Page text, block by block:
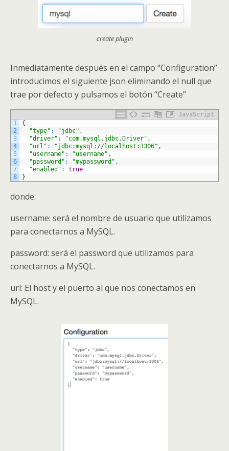
create plugin
Inmediatamente después en el campo “Configuration”
introducimos el siguiente json eliminando el null que
trae por defecto y pulsamos el botón “Create”
JavaScript
1
2
3
4
5
6
7
8
{
"type" : "jdbc" ,
"driver" : "com.mysql.jdbc.Driver" ,
"url" : "jdbc:mysql://localhost:3306" ,
"username" : "username" ,
"password" : "mypassword" ,
"enabled" :
true
}
donde:
username: será el nombre de usuario que utilizamos
para conectarnos a MySQL.
password: será el password que utilizamos para
conectarnos a MySQL.
url: El host y el puerto al que nos conectamos en
MySQL.